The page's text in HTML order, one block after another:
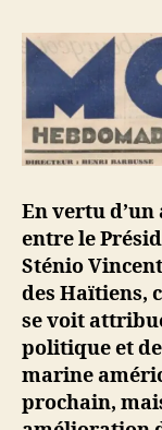
En vertu
entre le
Sténio
des Haïtiens,
se voit
politique et
marine
prochain,